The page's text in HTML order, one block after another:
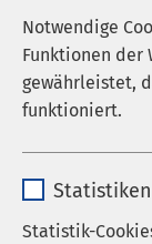
Notwendige
Funktionen der
gewährleistet,
funktioniert.
Anbieter
Statistiken
Statistik-
Qualität
Leitbild